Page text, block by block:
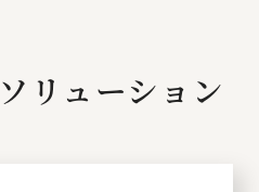
リューション